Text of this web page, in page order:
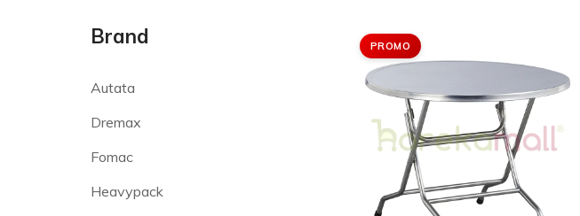
Brand
Autata
Dremax
Fomac
Heavypack
PROMO